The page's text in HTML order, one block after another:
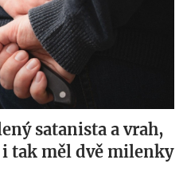
satanista a vrah,
tak měl dvě milenky